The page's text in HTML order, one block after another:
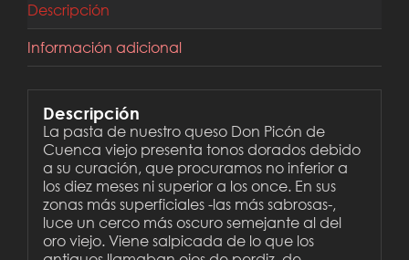
Descripción
Información adicional
Descripción
La pasta de nuestro queso Don Picón de
Cuenca viejo presenta tonos dorados debido
a su curación, que procuramos no inferior a
los diez meses ni superior a los once. En sus
zonas más superficiales -las más sabrosas-,
luce un cerco más oscuro semejante al del
oro viejo. Viene salpicada de lo que los